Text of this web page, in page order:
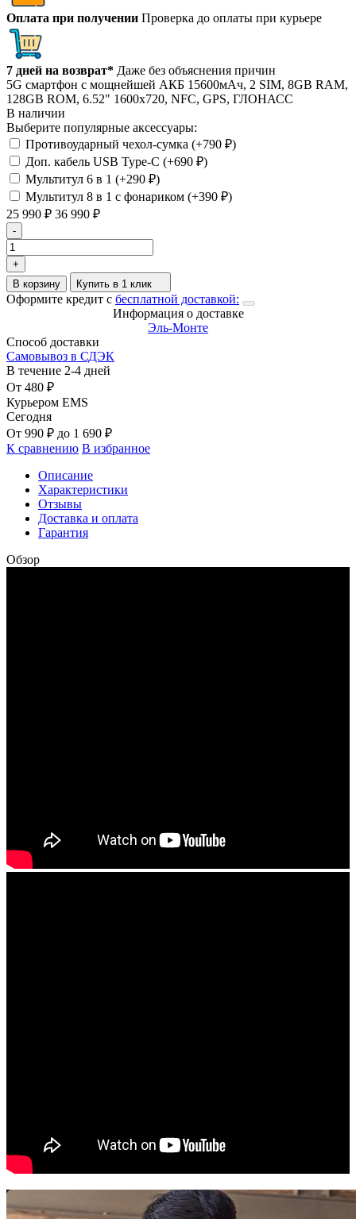
Оплата при получении Проверка до оплаты при курьере
7 дней на возврат* Даже без объяснения причин
5G смартфон с мощнейшей АКБ 15600мАч, 2 SIM, 8GB RAM,
128GB ROM, 6.52" 1600х720, NFC, GPS, ГЛОНАСС
В наличии
Выберите популярные аксессуары:
Противоударный чехол-сумка (+790 ₽)
Доп. кабель USB Type-C (+690 ₽)
Мультитул 6 в 1 (+290 ₽)
Мультитул 8 в 1 с фонариком (+390 ₽)
25 990 ₽ 36 990 ₽
-
+
В корзину
Купить в 1 клик
Оформите кредит с бесплатной доставкой:
Информация о доставке
Эль-Монте
Способ доставки
Самовывоз в СДЭК
В течение 2-4 дней
От 480 ₽
Курьером EMS
Сегодня
От 990 ₽ до 1 690 ₽
К сравнению В избранное
Описание
Характеристики
Отзывы
Доставка и оплата
Гарантия
Обзор